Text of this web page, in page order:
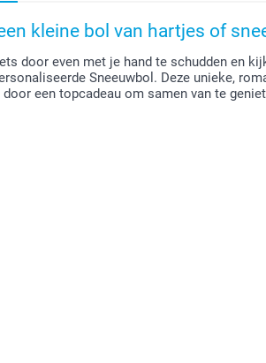
kleine bol van hartjes of
door even met je hand te schudden en
Sneeuwbol. Deze unieke,
een topcadeau om samen van te